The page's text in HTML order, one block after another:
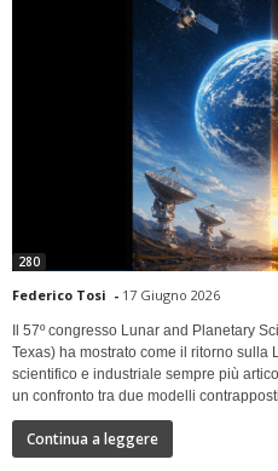
280
Federico Tosi - 17 Giugno 2026
Il 57º congresso Lunar and Planetary
Texas) ha mostrato come il ritorno sulla
scientifico e industriale sempre più
un confronto tra due modelli
Continua a leggere